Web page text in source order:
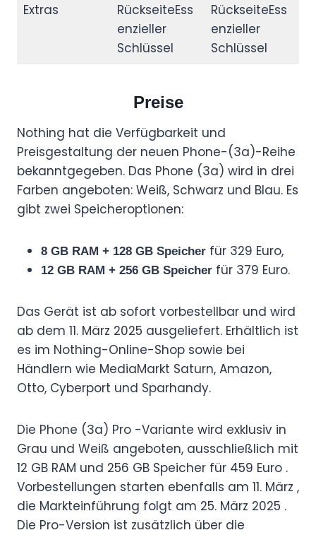
Extras
RückseiteEss
enzieller
Schlüssel
RückseiteEss
enzieller
Schlüssel
Preise
Nothing hat die Verfügbarkeit und
Preisgestaltung der neuen Phone-(3a)-Reihe
bekanntgegeben. Das Phone (3a) wird in drei
Farben angeboten: Weiß, Schwarz und Blau. Es
gibt zwei Speicheroptionen:
8 GB RAM + 128 GB Speicher für 329 Euro,
12 GB RAM + 256 GB Speicher für 379 Euro.
Das Gerät ist ab sofort vorbestellbar und wird
ab dem 11. März 2025 ausgeliefert. Erhältlich ist
es im Nothing-Online-Shop sowie bei
Händlern wie MediaMarkt Saturn, Amazon,
Otto, Cyberport und Sparhandy.
Die Phone (3a) Pro -Variante wird exklusiv in
Grau und Weiß angeboten, ausschließlich mit
12 GB RAM und 256 GB Speicher für 459 Euro .
Vorbestellungen starten ebenfalls am 11. März ,
die Markteinführung folgt am 25. März 2025 .
Die Pro-Version ist zusätzlich über die